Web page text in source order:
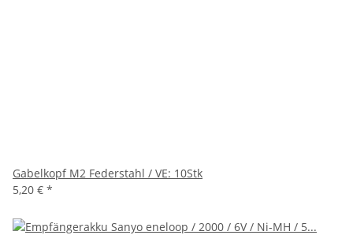
Gabelkopf M2 Federstahl / VE: 10Stk
5,20 € *